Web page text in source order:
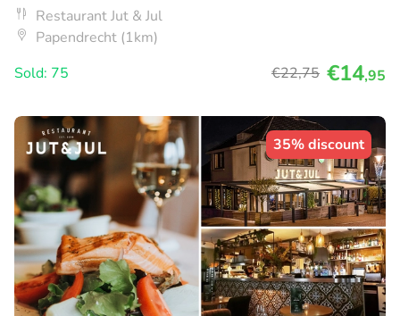
Restaurant Jut & Jul
Papendrecht (1km)
Sold: 75
€22,75 €14,95
35% discount